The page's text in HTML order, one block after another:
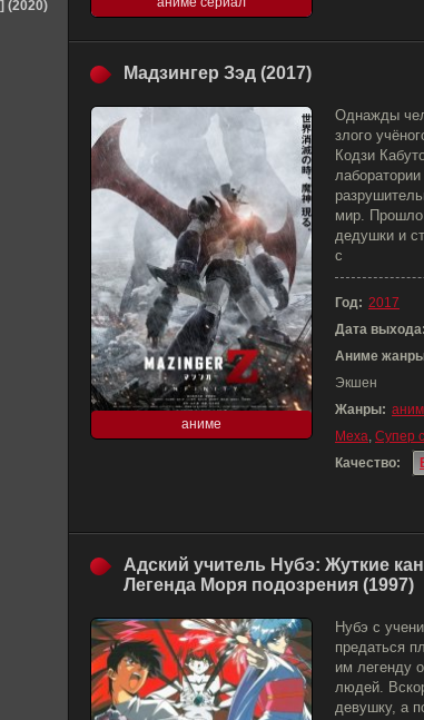
Мадзингер Зэд (2017)
аниме
Однажды
злого
Кодзи
мир. Прошло
дедушки и
с
Год: 2017
Дата выхода:
Аниме
Экшен
Жанры:
Меха, Супер
Качество:
Адский учитель Нубэ: Жуткие
Легенда Моря подозрения (1997)
Нубэ с
предаться
им легенду
людей.
девушку, а
(2020)